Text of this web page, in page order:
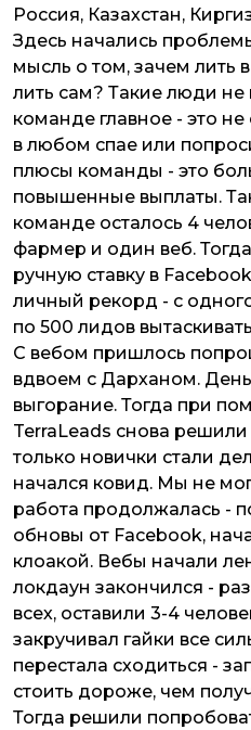
Россия, Казахстан,
Здесь начались
мысль о том, зачем лить
лить сам? Такие люди не
команде главное - это
в любом спае или
плюсы команды - это
повышенные выплаты.
команде осталось 4
фармер и один веб.
ручную ставку в
личный рекорд - с
по 500 лидов
С вебом пришлось
вдвоем с Дарханом.
выгорание. Тогда при
TerraLeads снова
только новички стали
начался ковид. Мы не
работа продолжалась -
обновы от Facebook,
клоакой. Вебы начали
локдаун закончился -
всех, оставили 3-4
закручивал гайки все
перестала сходиться -
стоить дороже, чем
Тогда решили